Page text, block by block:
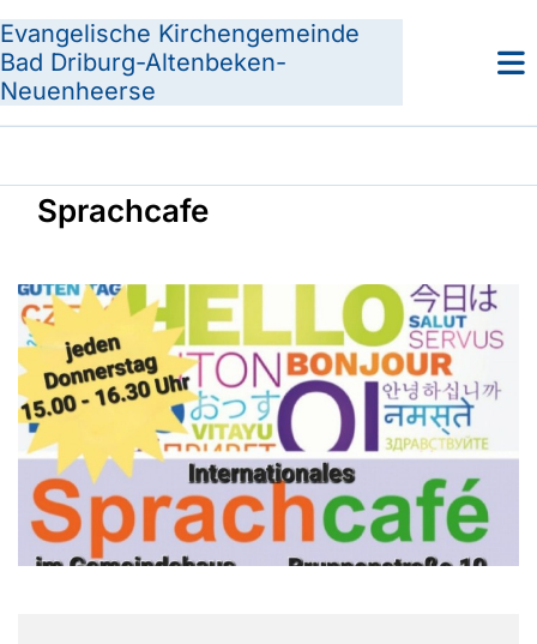
Evangelische Kirchengemeinde
Bad Driburg-Altenbeken-
Neuenheerse
Sprachcafe